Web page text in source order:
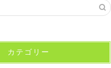
カテゴリー